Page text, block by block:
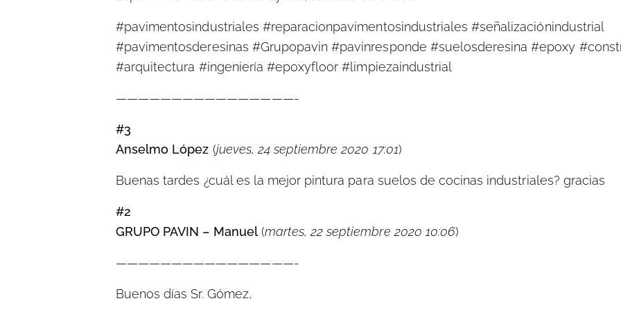
#pavimentosindustriales #reparacionpavimentosindustriales #señalizaciónindustrial
#pavimentosderesinas #Grupopavin #pavinresponde #suelosderesina #epoxy
#arquitectura #ingeniería #epoxyfloor #limpiezaindustrial
————————————————-
#3
Anselmo López (jueves, 24 septiembre 2020 17:01)
Buenas tardes ¿cuál es la mejor pintura para suelos de cocinas industriales? gracias
#2
GRUPO PAVIN – Manuel(martes, 22 septiembre 2020 10:06)
————————————————-
Buenos días Sr. Gómez,